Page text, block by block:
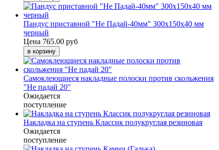
Пандус приставной "Не Падай-40мм" 300х150х40 мм
черный
Цена 765.00 руб
Самоклеющиеся накладные полоски против скольжения
"Не падай 20"
Ожидается
поступление
Накладка на ступень Классик полукруглая резиновая
Ожидается
поступление